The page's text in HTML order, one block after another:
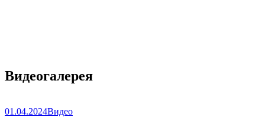
Видеогалерея
01.04.2024Видео